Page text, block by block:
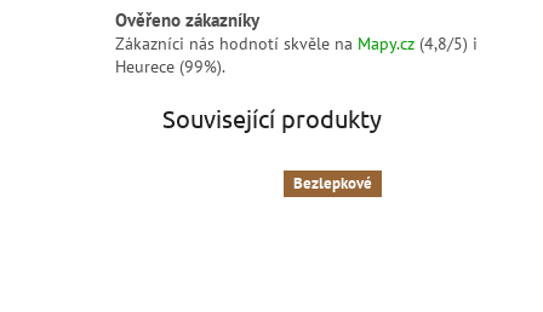
Ověřeno zákazníky
Zákazníci nás hodnotí skvěle na Mapy.cz (4,8/5) i
Heurece (99%).
Související produkty
Bezlepkové